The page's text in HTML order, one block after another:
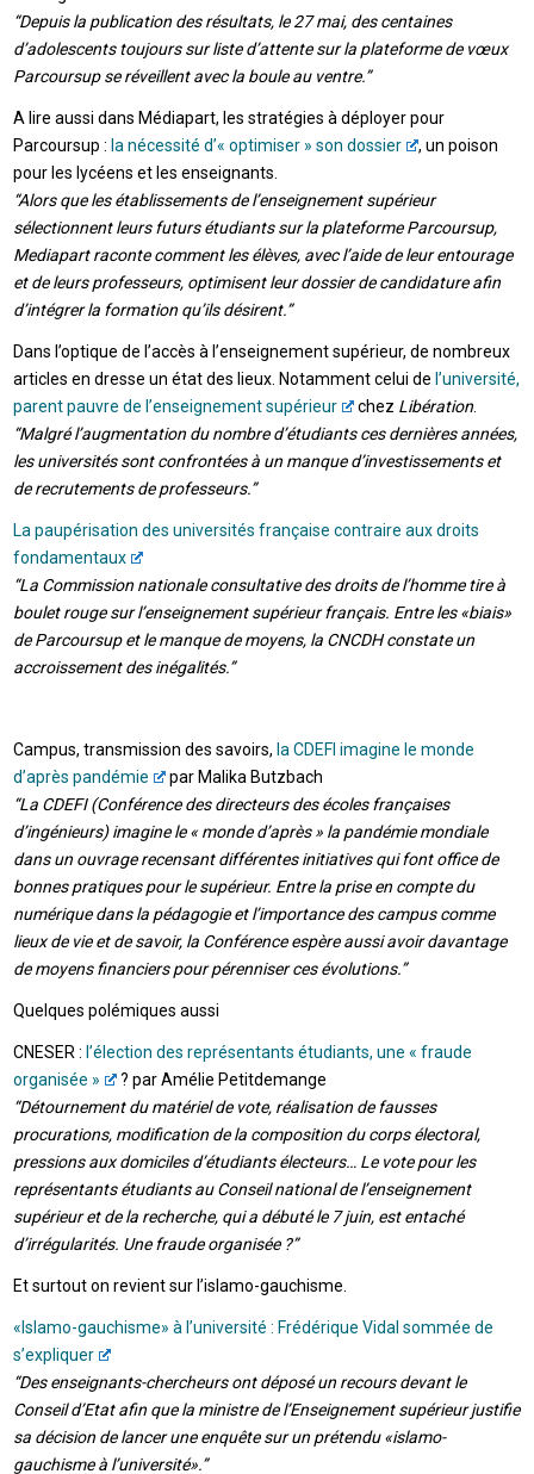
“Depuis la publication des résultats, le 27 mai, des centaines
d’adolescents toujours sur liste d’attente sur la plateforme de vœux
Parcoursup se réveillent avec la boule au ventre.”
A lire aussi dans Médiapart, les stratégies à déployer pour
Parcoursup : la nécessité d’« optimiser » son dossier
, un poison
pour les lycéens et les enseignants.
“Alors que les établissements de l’enseignement supérieur
sélectionnent leurs futurs étudiants sur la plateforme Parcoursup,
Mediapart raconte comment les élèves, avec l’aide de leur entourage
et de leurs professeurs, optimisent leur dossier de candidature afin
d’intégrer la formation qu’ils désirent.”
Dans l’optique de l’accès à l’enseignement supérieur, de nombreux
articles en dresse un état des lieux. Notamment celui de l’université,
parent pauvre de l’enseignement supérieur
chez Libération
“Malgré l’augmentation du nombre d’étudiants ces dernières années,
les universités sont confrontées à un manque d’investissements et
de recrutements de professeurs.”
La paupérisation des universités française contraire aux droits
fondamentaux
“La Commission nationale consultative des droits de l’homme tire à
boulet rouge sur l’enseignement supérieur français. Entre les «biais»
de Parcoursup et le manque de moyens, la CNCDH constate un
accroissement des inégalités.”
Campus, transmission des savoirs, la CDEFI imagine le monde
d’après pandémie
par Malika Butzbach
“La CDEFI (Conférence des directeurs des écoles françaises
d’ingénieurs) imagine le « monde d’après » la pandémie mondiale
dans un ouvrage recensant différentes initiatives qui font office de
bonnes pratiques pour le supérieur. Entre la prise en compte du
numérique dans la pédagogie et l’importance des campus comme
lieux de vie et de savoir, la Conférence espère aussi avoir davantage
de moyens financiers pour pérenniser ces évolutions.”
Quelques polémiques aussi
CNESER : l’élection des représentants étudiants, une « fraude
organisée »
? par Amélie Petitdemange
“Détournement du matériel de vote, réalisation de fausses
procurations, modification de la composition du corps électoral,
pressions aux domiciles d’étudiants électeurs… Le vote pour les
représentants étudiants au Conseil national de l’enseignement
supérieur et de la recherche, qui a débuté le 7 juin, est entaché
d’irrégularités. Une fraude organisée ?”
Et surtout on revient sur l’islamo-gauchisme.
«Islamo-gauchisme» à l’université : Frédérique Vidal sommée de
s’expliquer
“Des enseignants-chercheurs ont déposé un recours devant le
Conseil d’Etat afin que la ministre de l’Enseignement supérieur justifie
sa décision de lancer une enquête sur un prétendu «islamo-
gauchisme à l’université».”